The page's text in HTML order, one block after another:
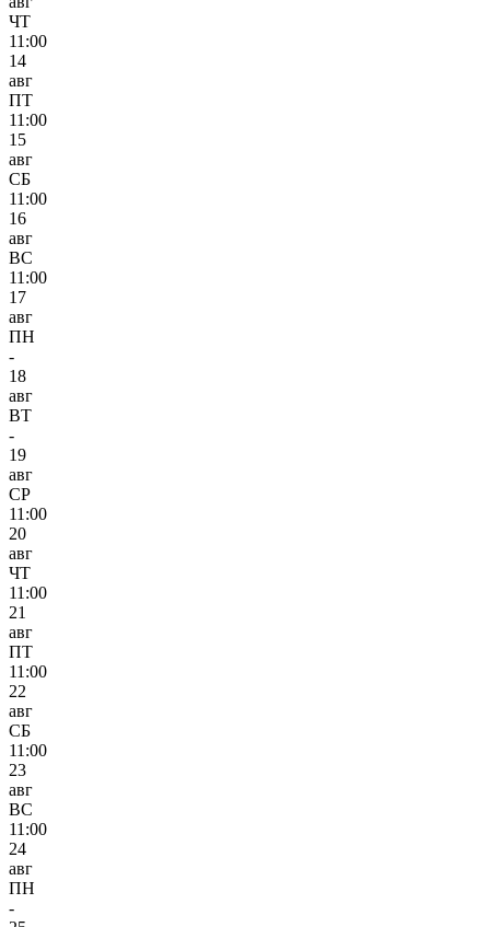
ЧТ
11:00
14
авг
ПТ
11:00
15
авг
СБ
11:00
16
авг
ВС
11:00
17
авг
ПН
-
18
авг
ВТ
-
19
авг
СР
11:00
20
авг
ЧТ
11:00
21
авг
ПТ
11:00
22
авг
СБ
11:00
23
авг
ВС
11:00
24
авг
ПН
-